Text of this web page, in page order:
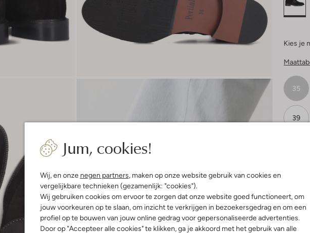
Jum, cookies!
Wij, en onze negen partners, maken op onze website gebruik van cookies en
vergelijkbare technieken (gezamenlijk: "cookies").
Wij gebruiken cookies om ervoor te zorgen dat onze website goed functioneert, om
jouw voorkeuren op te slaan, om inzicht te verkrijgen in bezoekersgedrag en om een
profiel op te bouwen van jouw online gedrag voor gepersonaliseerde advertenties.
Door op "Accepteer alle cookies" te klikken, ga je akkoord met het gebruik van alle
Kies je
35
39